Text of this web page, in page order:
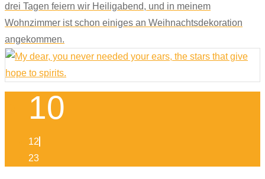
drei Tagen feiern wir Heiligabend, und in meinem
Wohnzimmer ist schon einiges an Weihnachtsdekoration
angekommen.
10
12
23